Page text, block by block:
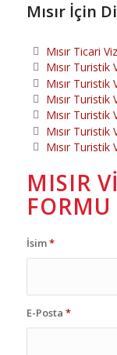
Mısır İçin
Mısır Ticari
Mısır Turistik
Mısır Turistik
Mısır Turistik
Mısır Turistik
Mısır
Mısır Turistik
MISIR
FORMU
İsim*
E-Posta *